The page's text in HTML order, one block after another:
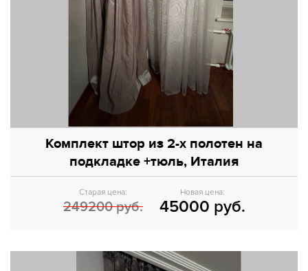
Комплект штор из 2-х полотен на
подкладке +тюль, Италия
Старая цена:
249200 руб.
Новая цена:
45000 руб.